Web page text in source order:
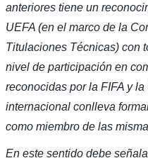
anteriores tiene un
UEFA (en el marco de la
Titulaciones Técnicas) con
nivel de participación en
reconocidas por la FIFA y
internacional conlleva
como miembro de las
En este sentido debe